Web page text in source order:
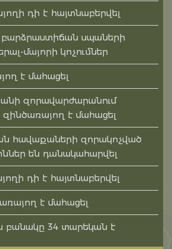
դի է հայտնաբերվել
սպաների
մայորի կոչումներ
է մահացել
զորավարժարանում
է մահացել
հավաքաների զորակոչված
են դանակահարվել
դի է հայտնաբերվել
է մահացել
բանակը 34 տարեկան է